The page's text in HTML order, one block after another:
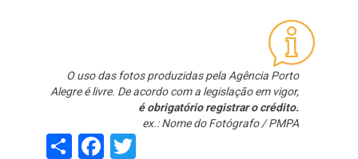
O uso das fotos produzidas pela Agência Porto
Alegre é livre. De acordo com a legislação em vigor,
é obrigatório registrar o crédito.
ex.: Nome do Fotógrafo / PMPA
ShareFacebook